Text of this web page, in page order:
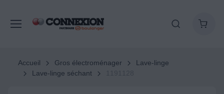
Accueil Gros électroménager
Lave-linge
Lave-linge séchant